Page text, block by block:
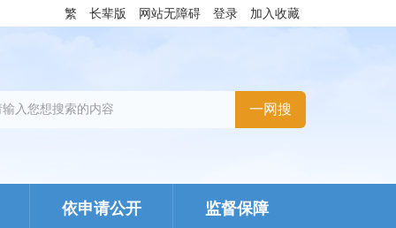
繁 长辈版 网站无障碍 登录 加入收藏
依申请公开 监督保障